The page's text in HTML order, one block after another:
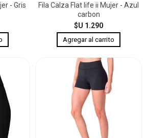
- Gris
Fila Calza Flat life ii Mujer - Azul
carbon
$U 1.290